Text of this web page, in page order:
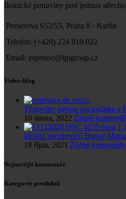
Ikonické potraviny pod jednou
Pernerova 652/55, Praha 8 - Karlín
Telefon: (+420) 224 819 022
Email: espresso@lpigroup.cz
Video-blog
Těstoviny nejsou jen kolínka a
10 února, 2022 Žádné
Ideální servírování Bonne
18 října, 2021 Žádné komentáře
Nejnovější komentáře
Kategorie produktů